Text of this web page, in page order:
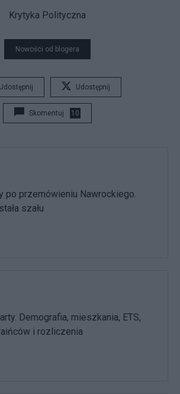
Krytyka Polityczna
Nowości od blogera
Udostępnij Udostępnij
Skomentuj 10
po przemówieniu Nawrockiego.
szału
Demografia, mieszkania, ETS,
i rozliczenia